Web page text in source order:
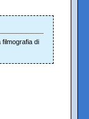
filmografia di